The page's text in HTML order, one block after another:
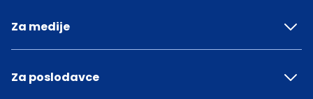
Za medije
Za poslodavce